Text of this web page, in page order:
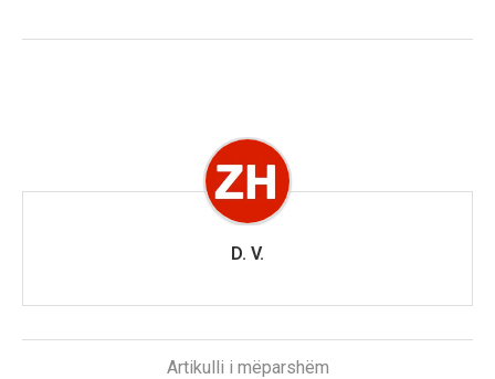
D. V.
Artikulli i mëparshëm